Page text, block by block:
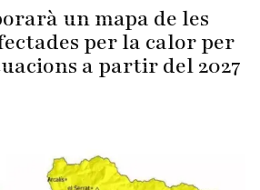
un mapa de les
per la calor per
a partir del 2027